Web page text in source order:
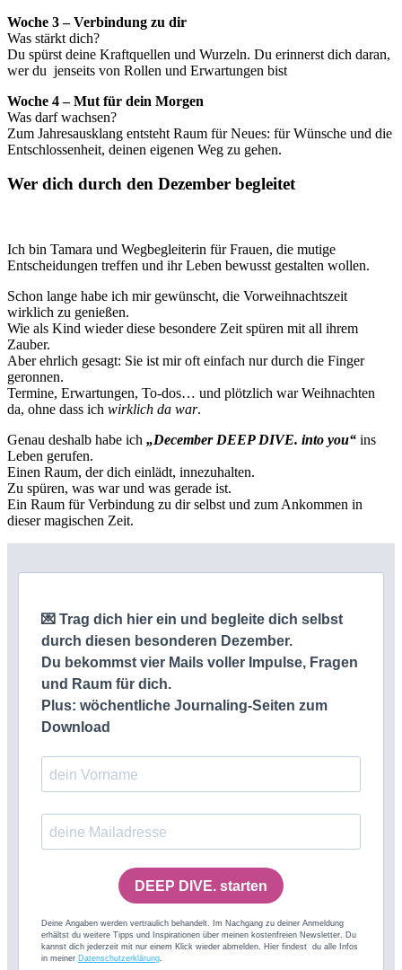
Woche 3 – Verbindung zu dir
Was stärkt dich?
Du spürst deine Kraftquellen und Wurzeln. Du erinnerst dich daran,
wer du jenseits von Rollen und Erwartungen bist
Woche 4 – Mut für dein Morgen
Was darf wachsen?
Zum Jahresausklang entsteht Raum für Neues: für Wünsche und die
Entschlossenheit, deinen eigenen Weg zu gehen.
Wer dich durch den Dezember begleitet
Ich bin Tamara und Wegbegleiterin für Frauen, die mutige
Entscheidungen treffen und ihr Leben bewusst gestalten wollen.
Schon lange habe ich mir gewünscht, die Vorweihnachtszeit
wirklich zu genießen.
Wie als Kind wieder diese besondere Zeit spüren mit all ihrem
Zauber.
Aber ehrlich gesagt: Sie ist mir oft einfach nur durch die Finger
geronnen.
Termine, Erwartungen, To-dos… und plötzlich war Weihnachten
da, ohne dass ich wirklich da war.
Genau deshalb habe ich „December DEEP DIVE. into you“ ins
Leben gerufen.
Einen Raum, der dich einlädt, innezuhalten.
Zu spüren, was war und was gerade ist.
Ein Raum für Verbindung zu dir selbst und zum Ankommen in
dieser magischen Zeit.
💌 Trag dich hier ein und begleite dich selbst
durch diesen besonderen Dezember.
Du bekommst vier Mails voller Impulse, Fragen
und Raum für dich.
Plus: wöchentliche Journaling-Seiten zum
Download
DEEP DIVE. starten
Deine Angaben werden vertraulich behandelt. Im Nachgang zu deiner Anmeldung
erhältst du weitere Tipps und Inspirationen über meinen kostenfreien Newsletter. Du
kannst dich jederzeit mit nur einem Klick wieder abmelden. Hier findest du alle Infos
in meiner Datenschutzerklärung.